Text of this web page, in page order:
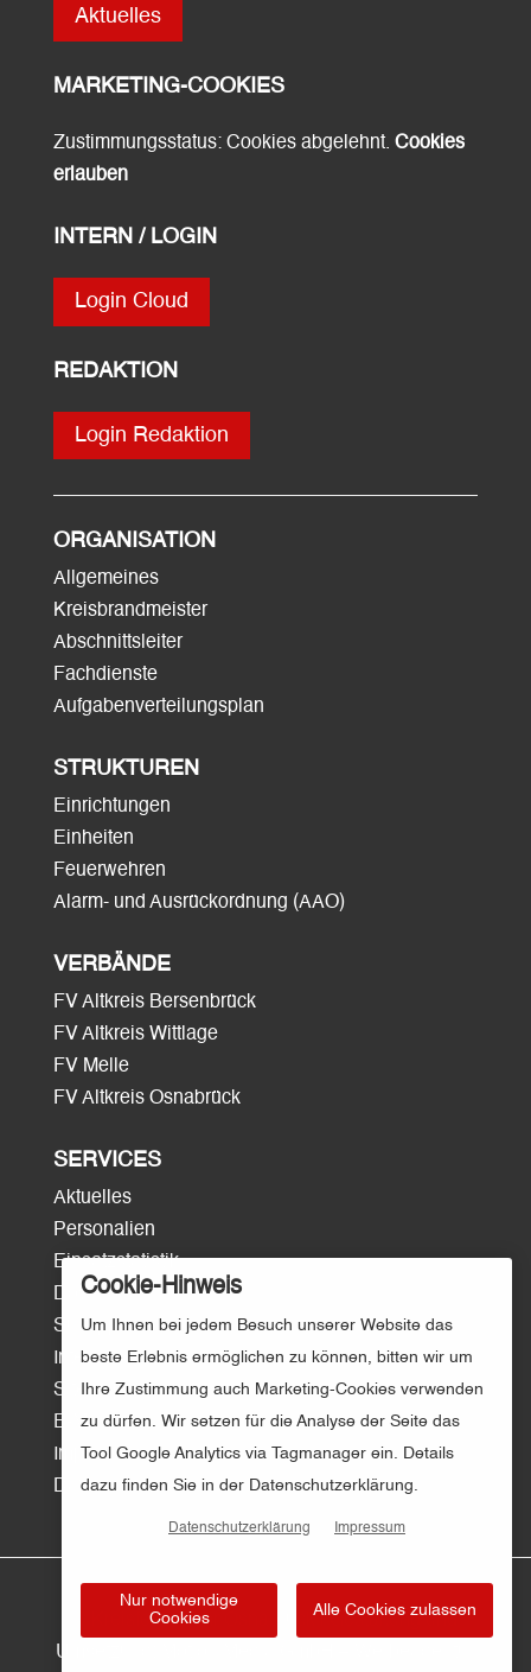
Aktuelles
MARKETING-COOKIES
Zustimmungsstatus: Cookies abgelehnt. Cookies
erlauben
INTERN / LOGIN
Login Cloud
REDAKTION
Login Redaktion
ORGANISATION
Allgemeines
Kreisbrandmeister
Abschnittsleiter
Fachdienste
Aufgabenverteilungsplan
STRUKTUREN
Einrichtungen
Einheiten
Feuerwehren
Alarm- und Ausrückordnung (AAO)
VERBÄNDE
FV Altkreis Bersenbrück
FV Altkreis Wittlage
FV Melle
FV Altkreis Osnabrück
SERVICES
Aktuelles
Personalien
Einsatzstatistik
Download
Surftipps
Intern/Login
Sitemap
E-Mail
Impressum
Datenschutz
© Kreisfeuerwehr Osnabrück | Gestaltung und
Umsetzung:
Cookie-Hinweis
Um Ihnen bei jedem Besuch unserer Website das
beste Erlebnis ermöglichen zu können, bitten wir um
Ihre Zustimmung auch Marketing-Cookies verwenden
zu dürfen. Wir setzen für die Analyse der Seite das
Tool Google Analytics via Tagmanager ein. Details
dazu finden Sie in der Datenschutzerklärung.
Datenschutzerklärung Impressum
Nur notwendige
Cookies
Alle Cookies zulassen